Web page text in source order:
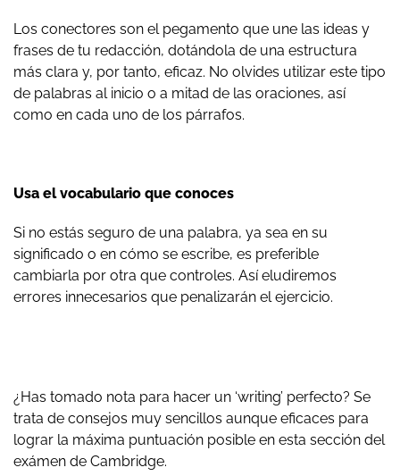
Los conectores son el pegamento que une las ideas y
frases de tu redacción, dotándola de una estructura
más clara y, por tanto, eficaz. No olvides utilizar este tipo
de palabras al inicio o a mitad de las oraciones, así
como en cada uno de los párrafos.
Usa el vocabulario que conoces
Si no estás seguro de una palabra, ya sea en su
significado o en cómo se escribe, es preferible
cambiarla por otra que controles. Así eludiremos
errores innecesarios que penalizarán el ejercicio.
¿Has tomado nota para hacer un ‘writing’ perfecto? Se
trata de consejos muy sencillos aunque eficaces para
lograr la máxima puntuación posible en esta sección del
exámen de Cambridge.